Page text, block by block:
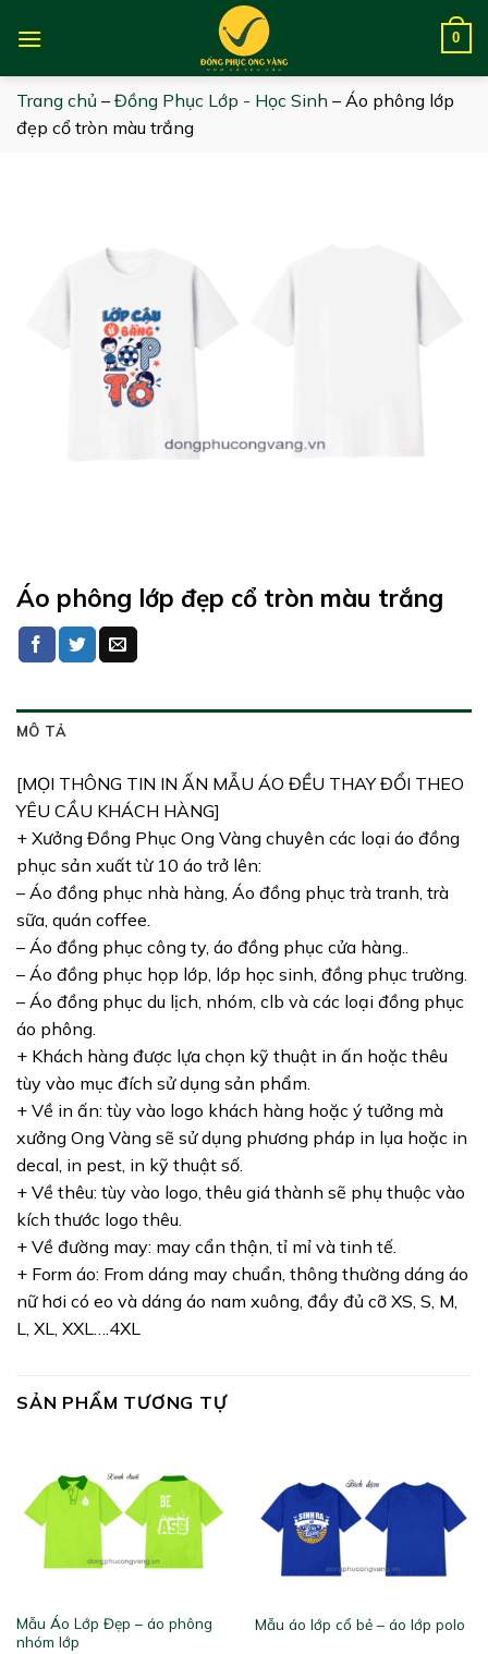
0
Trang chủ – Đồng Phục Lớp - Học Sinh – Áo phông lớp
đẹp cổ tròn màu trắng
Áo phông lớp đẹp cổ tròn màu trắng
MÔ TẢ
[MỌI THÔNG TIN IN ẤN MẪU ÁO ĐỀU THAY ĐỔI THEO
YÊU CẦU KHÁCH HÀNG]
+ Xưởng Đồng Phục Ong Vàng chuyên các loại áo đồng
phục sản xuất từ 10 áo trở lên:
– Áo đồng phục nhà hàng, Áo đồng phục trà tranh, trà
sữa, quán coffee.
– Áo đồng phục công ty, áo đồng phục cửa hàng..
– Áo đồng phục họp lớp, lớp học sinh, đồng phục trường.
– Áo đồng phục du lịch, nhóm, clb và các loại đồng phục
áo phông.
+ Khách hàng được lựa chọn kỹ thuật in ấn hoặc thêu
tùy vào mục đích sử dụng sản phẩm.
+ Về in ấn: tùy vào logo khách hàng hoặc ý tưởng mà
xưởng Ong Vàng sẽ sử dụng phương pháp in lụa hoặc in
decal, in pest, in kỹ thuật số.
+ Về thêu: tùy vào logo, thêu giá thành sẽ phụ thuộc vào
kích thước logo thêu.
+ Về đường may: may cẩn thận, tỉ mỉ và tinh tế.
+ Form áo: From dáng may chuẩn, thông thường dáng áo
nữ hơi có eo và dáng áo nam xuông, đầy đủ cỡ XS, S, M,
L, XL, XXL….4XL
SẢN PHẨM TƯƠNG TỰ
Mẫu Áo Lớp Đẹp – áo phông
nhóm lớp
Mẫu áo lớp cổ bẻ – áo lớp polo